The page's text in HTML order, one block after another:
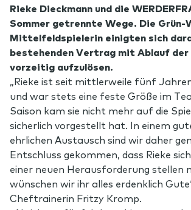
Rieke Dieckmann und die
Sommer getrennte Wege. Die Grün-
Mittelfeldspielerin einigten sich
bestehenden Vertrag mit Ablauf der
vorzeitig aufzulösen.
„Rieke ist seit mittlerweile fünf
und war stets eine feste Größe im
Saison kam sie nicht mehr auf die
sicherlich vorgestellt hat. In einem
ehrlichen Austausch sind wir daher
Entschluss gekommen, dass Rieke
einer neuen Herausforderung stellen
wünschen wir ihr alles erdenklich
Cheftrainerin Fritzy Kromp.